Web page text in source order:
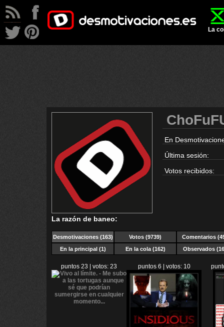
La
En
Última sesión:
Votos recibidos:
La razón de baneo:
Desmotivaciones(163) Votos (9739)
Comentarios
En la principal (1)
En la cola (162) Observados
puntos 23 | votos: 23 puntos 6 | votos: 10